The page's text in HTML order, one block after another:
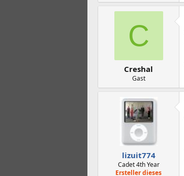
C
Creshal
Gast
lizuit774
Cadet 4th Year
Ersteller dieses